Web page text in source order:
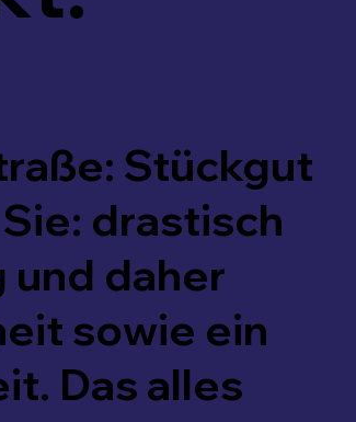
Stückgut
drastisch
daher
sowie ein
Das alles